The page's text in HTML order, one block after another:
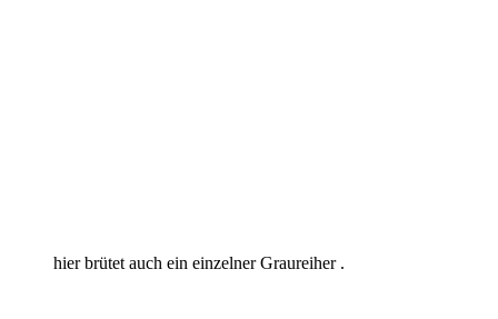
hier brütet auch ein einzelner Graureiher .